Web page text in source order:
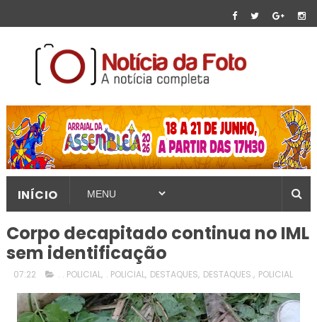
INÍCIO
Corpo decapitado continua no IML
sem identificação
07:22 . . POLICIAL, . POLICIAL, DESTAQUES, DESTAQUES., POLICIAL